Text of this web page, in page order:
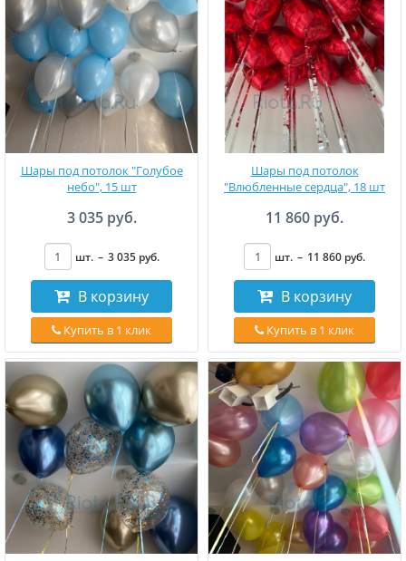
Шары под потолок "Голубое
небо", 15 шт
3 035 руб.
шт. – 3 035 руб.
В корзину
Купить в 1 клик
Шары под потолок
"Влюбленные сердца", 18 шт
11 860 руб.
шт. – 11 860 руб.
В корзину
Купить в 1 клик